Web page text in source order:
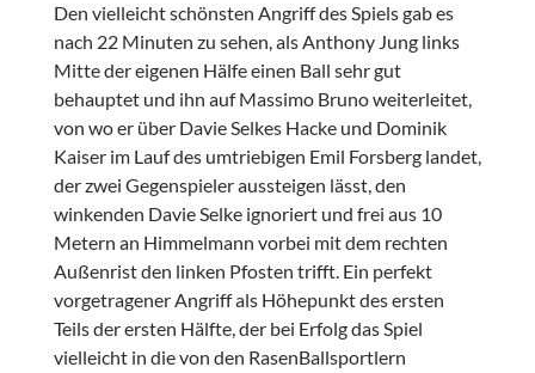
Den vielleicht schönsten Angriff des Spiels gab es
nach 22 Minuten zu sehen, als Anthony Jung links
Mitte der eigenen Hälfe einen Ball sehr gut
behauptet und ihn auf Massimo Bruno weiterleitet,
von wo er über Davie Selkes Hacke und Dominik
Kaiser im Lauf des umtriebigen Emil Forsberg landet,
der zwei Gegenspieler aussteigen lässt, den
winkenden Davie Selke ignoriert und frei aus 10
Metern an Himmelmann vorbei mit dem rechten
Außenrist den linken Pfosten trifft. Ein perfekt
vorgetragener Angriff als Höhepunkt des ersten
Teils der ersten Hälfte, der bei Erfolg das Spiel
vielleicht in die von den RasenBallsportlern